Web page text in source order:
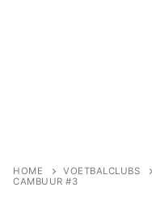
HOME VOETBALCLUBS
CAMBUUR #3